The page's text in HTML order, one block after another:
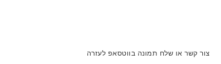
צור קשר או שלח תמונה בווטסאפ לעזרה